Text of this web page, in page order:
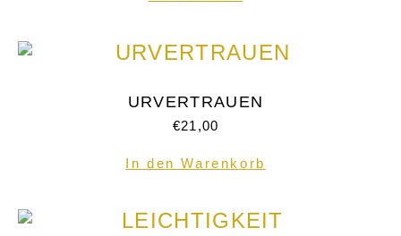
URVERTRAUEN
€21,00
In den Warenkorb